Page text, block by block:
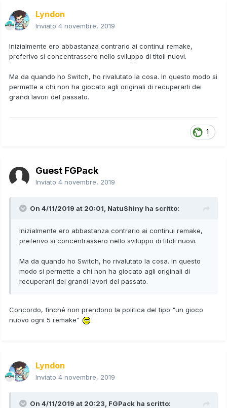
Lyndon
Inviato 4 novembre, 2019
Inizialmente ero abbastanza contrario ai continui remake,
preferivo si concentrassero nello sviluppo di titoli nuovi.
Ma da quando ho Switch, ho rivalutato la cosa. In questo modo si
permette a chi non ha giocato agli originali di recuperarli dei
grandi lavori del passato.
1
Guest FGPack
Inviato 4 novembre, 2019
On 4/11/2019 at 20:01, NatuShiny ha scritto:
Inizialmente ero abbastanza contrario ai continui remake,
preferivo si concentrassero nello sviluppo di titoli nuovi.
Ma da quando ho Switch, ho rivalutato la cosa. In questo
modo si permette a chi non ha giocato agli originali di
recuperarli dei grandi lavori del passato.
Concordo, finché non prendono la politica del tipo "un gioco
nuovo ogni 5 remake"
Lyndon
Inviato 4 novembre, 2019
On 4/11/2019 at 20:23, FGPack ha scritto: